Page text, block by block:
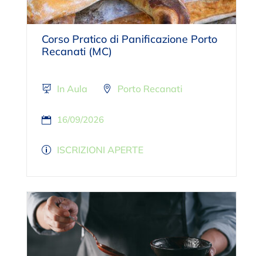
Corso Pratico di Panificazione Porto
Recanati (MC)
In Aula Porto Recanati
16/09/2026
ISCRIZIONI APERTE